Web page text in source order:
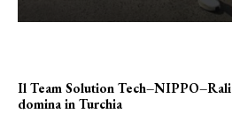
Il Team Solution Tech–NIPPO–Rali
domina in Turchia